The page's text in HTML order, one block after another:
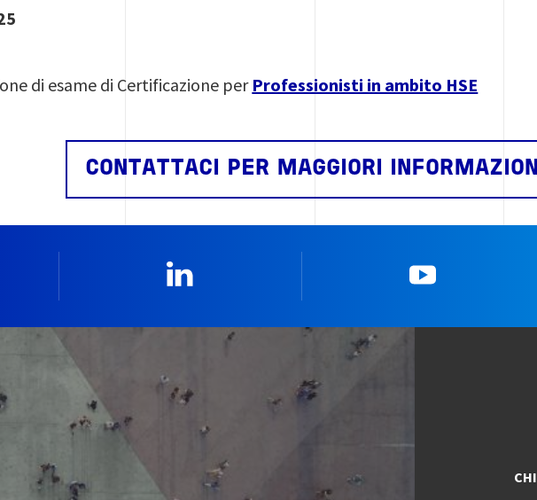
di esame di Certificazione per Professionisti in ambito HSE
CONTATTACI PER MAGGIORI INFORMAZIONI